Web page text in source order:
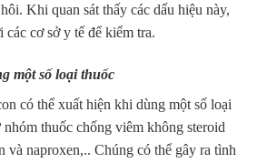
Khi quan sát thấy các dấu hiệu này,
các cơ sở y tế để kiểm tra.
một số loại thuốc
có thể xuất hiện khi dùng một số loại
thuốc chống viêm không steroid
và naproxen,.. Chúng có thể gây ra tình